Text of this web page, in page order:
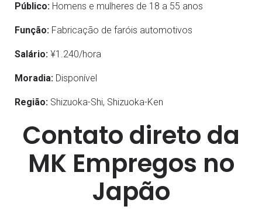
Público: Homens e mulheres de 18 a 55 anos
Função: Fabricação de faróis automotivos
Salário: ¥1.240/hora
Moradia: Disponível
Região: Shizuoka-Shi, Shizuoka-Ken
Contato direto da
MK Empregos no
Japão